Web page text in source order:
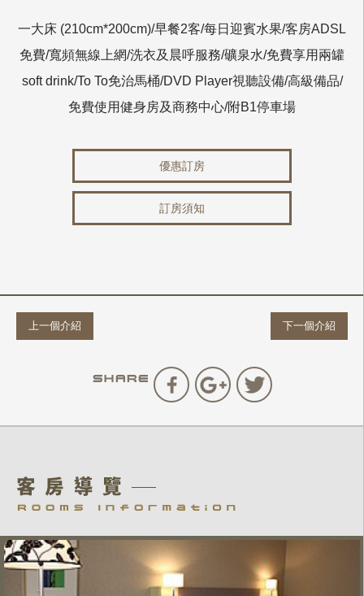
一大床 (210cm*200cm)/早餐2客/每日迎賓水果/客房ADSL
免費/寬頻無線上網/洗衣及晨呼服務/礦泉水/免費享用兩罐
soft drink/To To免治馬桶/DVD Player視聽設備/高級備品/
免費使用健身房及商務中心/附B1停車場
優惠訂房
訂房須知
上一個介紹 下一個介紹